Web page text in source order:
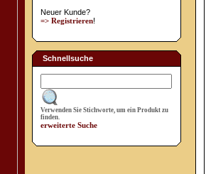
Neuer Kunde?
=> Registrieren!
Schnellsuche
Verwenden Sie Stichworte, um ein Produkt zu
finden.
erweiterte Suche